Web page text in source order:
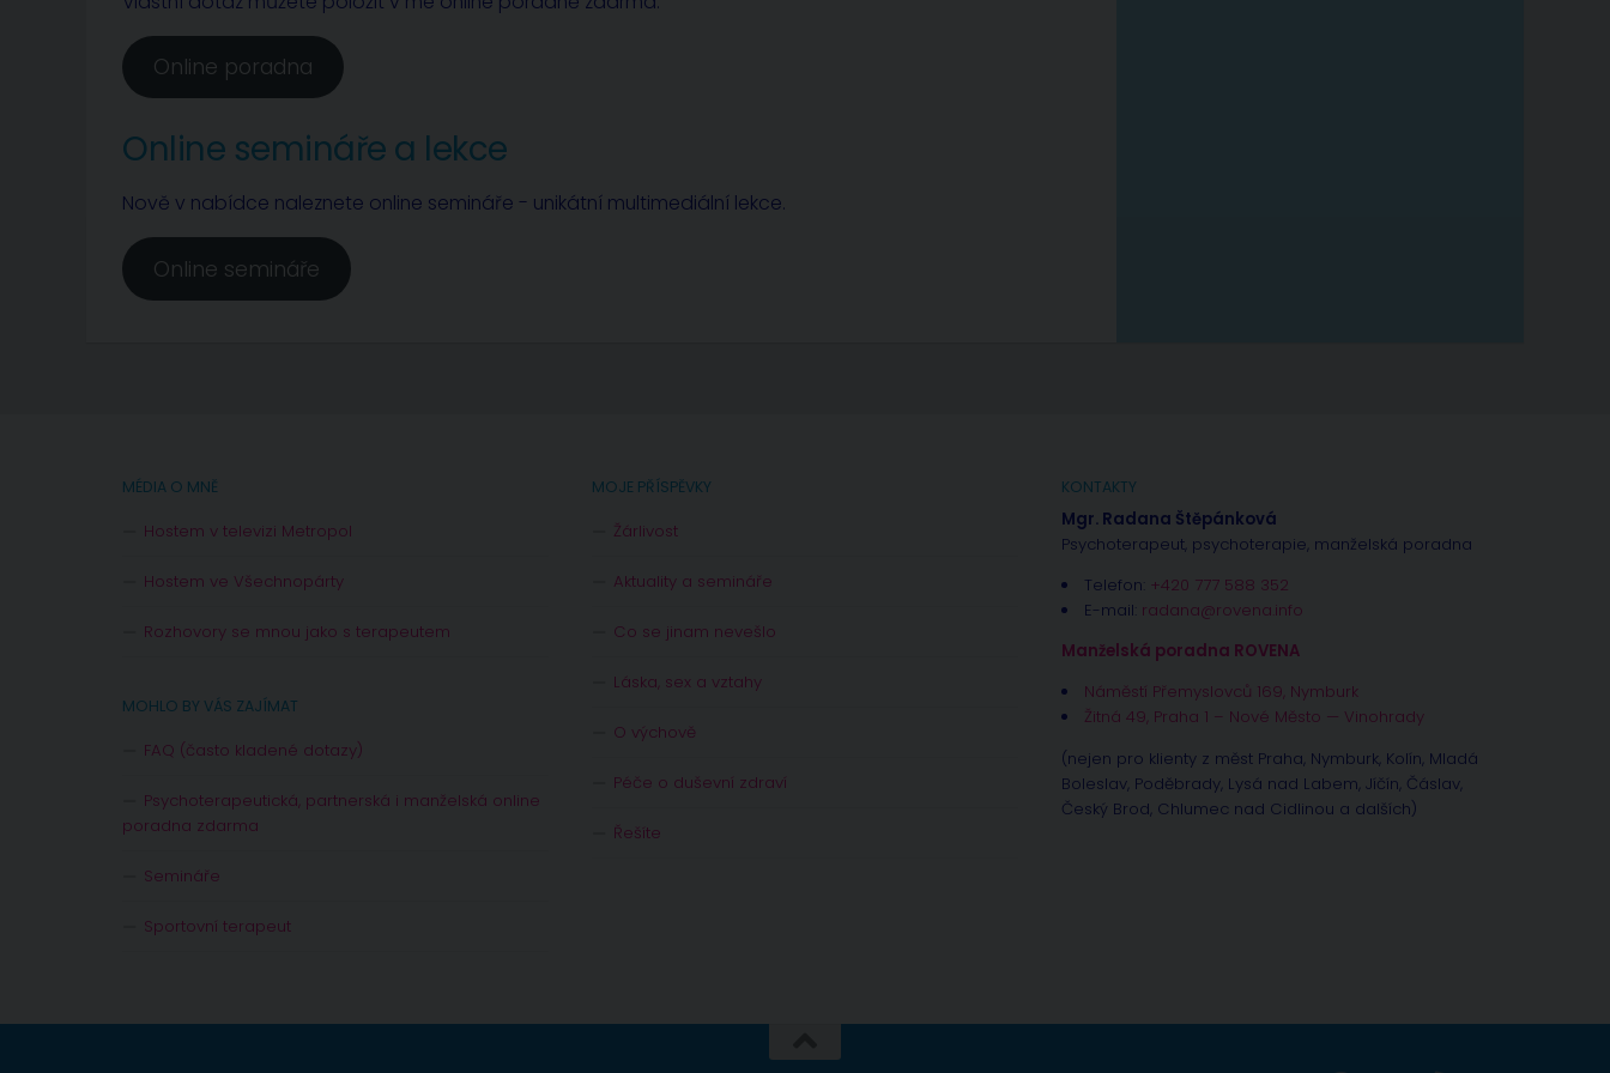
Online poradna
Online semináře a lekce
Nově v nabídce naleznete online semináře - unikátní multimediální lekce.
Online semináře
MÉDIA O MNĚ
Hostem v televizi Metropol
Hostem ve Všechnopárty
Rozhovory se mnou jako s terapeutem
MOHLO BY VÁS ZAJÍMAT
FAQ (často kladené dotazy)
Psychoterapeutická, partnerská i manželská online
poradna zdarma
Semináře
Sportovní terapeut
MOJE PŘÍSPĚVKY
Žárlivost
Aktuality a semináře
Co se jinam nevešlo
Láska, sex a vztahy
O výchově
Péče o duševní zdraví
Řešíte
KONTAKTY
Mgr. Radana Štěpánková
Psychoterapeut, psychoterapie, manželská poradna
Telefon: +420 777 588 352
E-mail: radana@rovena.info
Manželská poradna ROVENA
Náměstí Přemyslovců 169, Nymburk
Žitná 49, Praha 1 – Nové Město — Vinohrady
(nejen pro klienty z měst Praha, Nymburk, Kolín, Mladá
Boleslav, Poděbrady, Lysá nad Labem, Jíčín, Čáslav,
Český Brod, Chlumec nad Cidlinou a dalších)